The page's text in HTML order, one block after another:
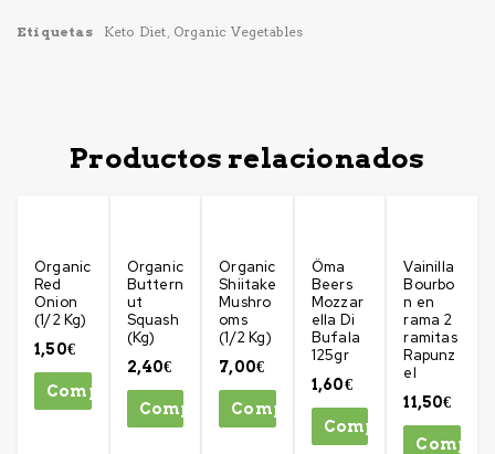
Etiquetas Keto Diet, Organic Vegetables
Productos relacionados
Organic
Red
Onion
(1/2 Kg)
1,50€
Comprar
Organic
Buttern
ut
Squash
(Kg)
2,40€
Comprar
Organic
Shiitake
Mushro
oms
(1/2 Kg)
7,00€
Comprar
Öma
Beers
Mozzar
ella Di
Bufala
125gr
1,60€
Comprar
Vainilla
Bourbo
n en
rama 2
ramitas
Rapunz
el
11,50€